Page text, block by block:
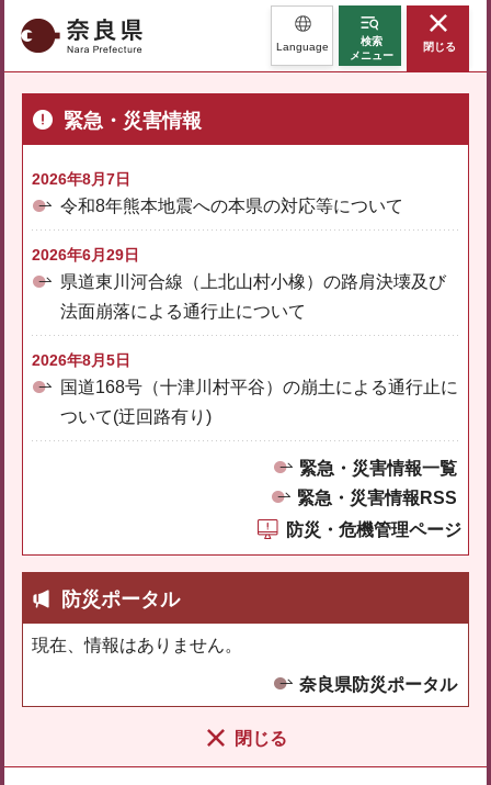
奈良県 Language
検索
メニュー
閉じる
緊急・災害情報
2026年8月7日
令和8年熊本地震への本県の対応等について
2026年6月29日
県道東川河合線（上北山村小橡）の路肩決壊及び
法面崩落による通行止について
2026年8月5日
国道168号（十津川村平谷）の崩土による通行止に
ついて(迂回路有り)
緊急・災害情報一覧
緊急・災害情報RSS
防災・危機管理ページ
防災ポータル
現在、情報はありません。
奈良県防災ポータル
閉じる